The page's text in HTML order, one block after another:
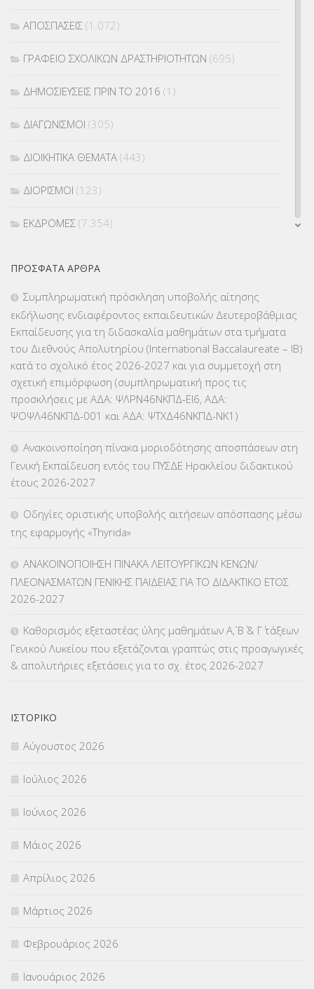
ΑΠΟΣΠΑΣΕΙΣ (1.072)
ΓΡΑΦΕΙΟ ΣΧΟΛΙΚΩΝ ΔΡΑΣΤΗΡΙΟΤΗΤΩΝ (695)
ΔΗΜΟΣΙΕΥΣΕΙΣ ΠΡΙΝ ΤΟ 2016 (1)
ΔΙΑΓΩΝΙΣΜΟΙ (305)
ΔΙΟΙΚΗΤΙΚΑ ΘΕΜΑΤΑ (443)
ΔΙΟΡΙΣΜΟΙ (123)
ΕΚΔΡΟΜΕΣ (7.354)
ΕΠΙΜΟΡΦΩΣΗ Τ.Π.Ε.(10)
ΕΥΡΩΠΑΪΚΑ ΠΡΟΓΡΑΜΜΑΤΑ(230)
ΚΕΣΥ (60)
ΚΕΣΥΠ(109)
ΚΠγ – ΚΡΑΤΙΚΟ ΠΙΣΤΟΠΟΙΗΤΙΚΟ ΓΛΩΣΣΟΜΑΘΕΙΑΣ(135)
ΚΠπ- ΚΡΑΤΙΚΟ ΠΙΣΤΟΠΟΙΗΤΙΚΟ ΠΛΗΡΟΦΟΡΙΚΗΣ
ΛΟΙΠΑ(309)
ΜΕΤΑΘΕΣΕΙΣ-ΤΟΠΟΘΕΤΗΣΕΙΣ ΒΕΛΤΙΩΣΕΙΣ(319)
ΜΕΤΑΦΟΡΑ ΜΑΘΗΤΩΝ(3)
ΟΙΚΟΝΟΜΙΚΑ ΘΕΜΑΤΑ
Π.Ε.Κ. ΗΡΑΚΛΕΙΟΥ
ΠΑΝΕΛΛΑΔΙΚΕΣ ΕΞΕΤΑΣΕΙΣ
ΠΡΟΚΗΡΥΞΕΙΣ
ΣΕΜΙΝΑΡΙΑ – ΗΜΕΡΙΔΕΣ
ΣΕΠ(50)
ΣΤΕΛΕΧΗ (360)
ΣΥΜΒΟΥΛΕΥΤΙΚΟΣ ΣΤΑΘΜΟΣ ΝΕΩΝ
ΣΥΝΤΑΞΕΙΣ(12)
ΠΡΌΣΦΑΤΑ ΆΡΘΡΑ
Συμπληρωματική πρόσκληση υποβολής αίτησης
εκδήλωσης ενδιαφέροντος εκπαιδευτικών Δευτεροβάθμιας
Εκπαίδευσης για τη διδασκαλία μαθημάτων στα τμήματα
του Διεθνούς Απολυτηρίου (International Baccalaureate – IB)
κατά το σχολικό έτος 2026-2027 και για συμμετοχή στη
σχετική επιμόρφωση (συμπληρωματική προς τις
προσκλήσεις με ΑΔΑ: ΨΛΡΝ46ΝΚΠΔ-ΕΙ6, ΑΔΑ:
ΨΟΨΛ46ΝΚΠΔ-001 και ΑΔΑ: ΨΤΧΔ46ΝΚΠΔ-ΝΚ1)
Ανακοινοποίηση πίνακα μοριοδότησης αποσπάσεων στη
Γενική Εκπαίδευση εντός του ΠΥΣΔΕ Ηρακλείου διδακτικού
έτους 2026-2027
Οδηγίες οριστικής υποβολής αιτήσεων απόσπασης μέσω
της εφαρμογής «Thyrida»
ΑΝΑΚΟΙΝΟΠΟΙΗΣΗ ΠΙΝΑΚΑ ΛΕΙΤΟΥΡΓΙΚΩΝ ΚΕΝΩΝ/
ΠΛΕΟΝΑΣΜΑΤΩΝ ΓΕΝΙΚΗΣ ΠΑΙΔΕΙΑΣ ΓΙΑ ΤΟ ΔΙΔΑΚΤΙΚΟ ΕΤΟΣ
2026-2027
Καθορισμός εξεταστέας ύλης μαθημάτων Α΄, Β΄ & Γ΄ τάξεων
Γενικού Λυκείου που εξετάζονται γραπτώς στις προαγωγικές
& απολυτήριες εξετάσεις για το σχ. έτος 2026-2027
ΙΣΤΟΡΙΚΌ
Αύγουστος 2026
Ιούλιος 2026
Ιούνιος 2026
Μάιος 2026
Απρίλιος 2026
Μάρτιος 2026
Φεβρουάριος 2026
Ιανουάριος 2026